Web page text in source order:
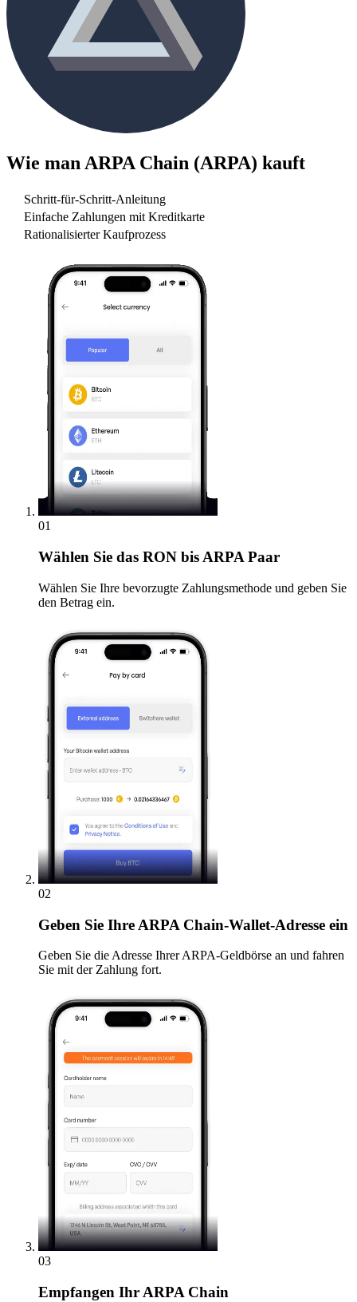
Wie man ARPA Chain (ARPA) kauft
Schritt-für-Schritt-Anleitung
Einfache Zahlungen mit Kreditkarte
Rationalisierter Kaufprozess
01
Wählen Sie das RON bis ARPA Paar
Wählen Sie Ihre bevorzugte Zahlungsmethode und geben Sie
den Betrag ein.
02
Geben Sie Ihre ARPA Chain-Wallet-Adresse ein
Geben Sie die Adresse Ihrer ARPA-Geldbörse an und fahren
Sie mit der Zahlung fort.
03
Empfangen Ihr ARPA Chain